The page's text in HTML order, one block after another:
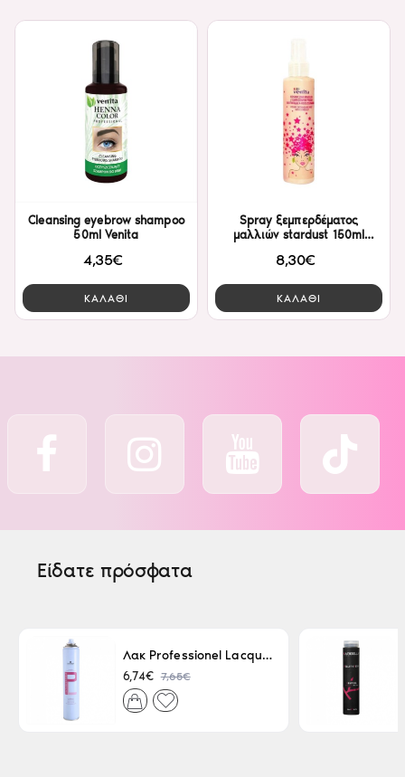
Cleansing eyebrow shampoo
50ml Venita
4,35€
ΚΑΛΑΘΙ
Spray ξεμπερδέματος
μαλλιών stardust 150ml
8,30€
ΚΑΛΑΘΙ
Είδατε πρόσφατα
Λακ Professionel Lacque Super Strong 500ml
6,74€ 7,65€